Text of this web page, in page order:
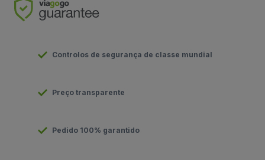
Controlos de segurança de classe mundial
Preço transparente
Pedido 100% garantido